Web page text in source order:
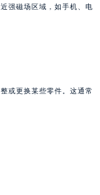
强磁场区域，如手机、电
或更换某些零件。这通常